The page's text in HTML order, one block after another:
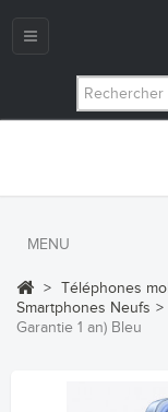
Navigation
MENU
> Téléphones
Smartphones Neufs >
Garantie 1 an) Bleu